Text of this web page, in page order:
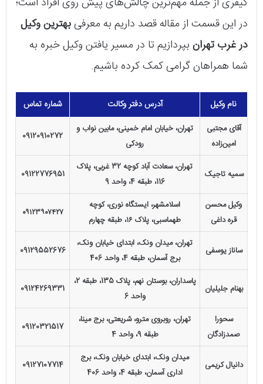
در این قسمت از مقاله قصد داریم به معرفیبهترین وکیل
در غرب تهران بپردازیم تا در مسیر یافتن وکیل خبره به
شما همراهان گرامی کمک کرده باشیم.
نام وکیل آدرس دفتر وکالت شماره تماس
آقای مجتبی
امین‌زاده
تهران، خیابان امام خمینی، مابین نواب و
رودکی
09120910272
سمیه تاجیک
تهران، سعادت آباد کوچه 32 غربی، پلاک
116، طبقه 4، واحد 9
09122776951
وکیل محسن
قره داغی
اسلامشهر، ایستگاه نوری، کوچه
طهماسبی، پلاک ۱۶، طبقه چهارم
۰۹۱۲۳۹۰۷۴۲۷
ساناز یوسفی
تهران، میدان ونک، ابتدای خیابان ونک،
برج آسمان، طبقه 4، واحد 406
09129552676
بهنام جلیلیان
پاسداران، بوستان نهم، پلاک 135، طبقه 2،
واحد 6
09124269331
سحورا
صمدزادگان
تهران، رو‌بروی مترو، شریعتی، برج مینا،
طبقه 9، واحد 4
09120321517
دانیال کریمی
میدان ونک، ابتدای خیابان ونک، برج
اداری آسمان، طبقه 4، واحد 406
09127107714